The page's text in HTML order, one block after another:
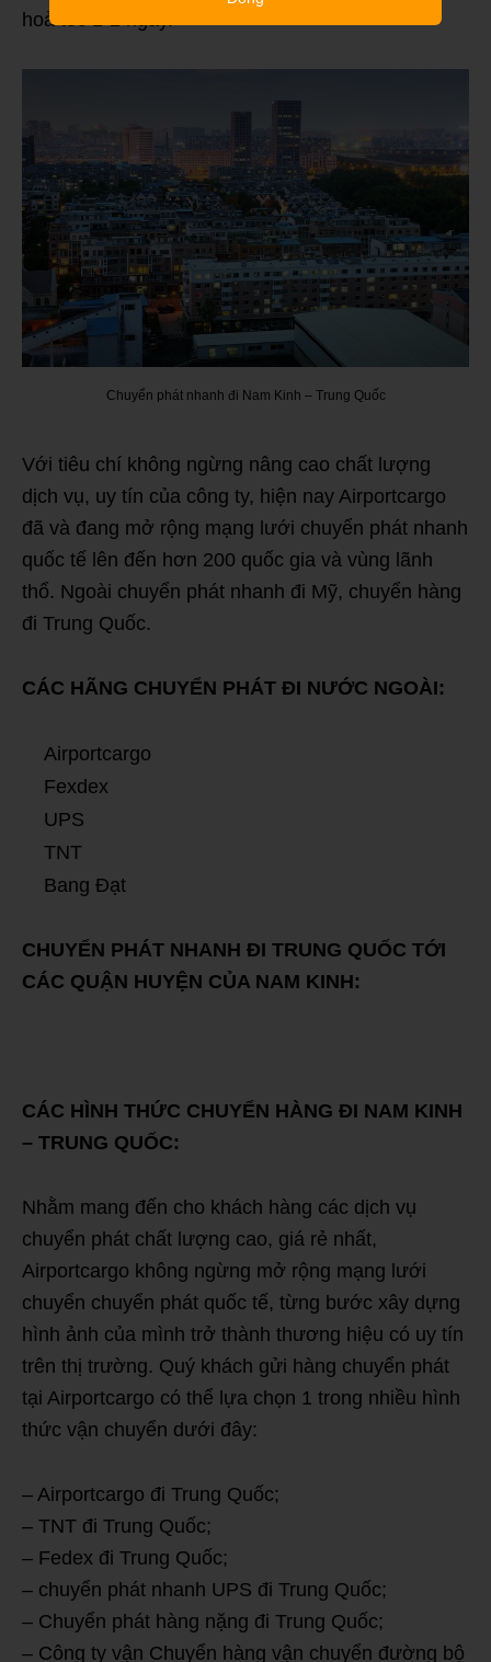
hoả tốc 1-2 ngày.
Chuyển phát nhanh đi Nam Kinh – Trung Quốc
Với tiêu chí không ngừng nâng cao chất lượng
dịch vụ, uy tín của công ty, hiện nay Airportcargo
đã và đang mở rộng mạng lưới chuyển phát nhanh
quốc tế lên đến hơn 200 quốc gia và vùng lãnh
thổ. Ngoài chuyển phát nhanh đi Mỹ, chuyển hàng
đi Trung Quốc.
CÁC HÃNG CHUYỂN PHÁT ĐI NƯỚC NGOÀI:
Airportcargo
Fexdex
UPS
TNT
Bang Đạt
CHUYỂN PHÁT NHANH ĐI TRUNG QUỐC TỚI
CÁC QUẬN HUYỆN CỦA NAM KINH:
CÁC HÌNH THỨC CHUYỂN HÀNG ĐI NAM KINH
– TRUNG QUỐC:
Nhằm mang đến cho khách hàng các dịch vụ
chuyển phát chất lượng cao, giá rẻ nhất,
Airportcargo không ngừng mở rộng mạng lưới
chuyển chuyển phát quốc tế, từng bước xây dựng
hình ảnh của mình trở thành thương hiệu có uy tín
trên thị trường. Quý khách gửi hàng chuyển phát
tại Airportcargo có thể lựa chọn 1 trong nhiều hình
thức vận chuyển dưới đây:
– Airportcargo đi Trung Quốc;
– TNT đi Trung Quốc;
– Fedex đi Trung Quốc;
– chuyển phát nhanh UPS đi Trung Quốc;
– Chuyển phát hàng nặng đi Trung Quốc;
– Công ty vận Chuyển hàng vận chuyển đường bộ